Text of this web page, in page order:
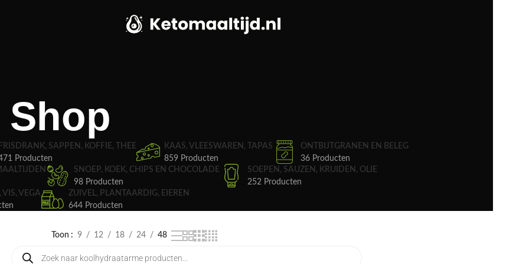
Shop
FRISDRANK, SAPPEN, KOFFIE, THEE
Producten
KAAS, VLEESWAREN, TAPAS
859 Producten
ONTBIJTGRANEN EN BELEG
36 Producten
SNOEP, KOEK, CHIPS EN CHOCOLADE
98 Producten
SOEPEN, SAUZEN, KRUIDEN, OLIE
252 Producten
VIS, VEGA
ZUIVEL, PLANTAARDIG, EIEREN
644 Producten
Toon 9 12 18 24 48